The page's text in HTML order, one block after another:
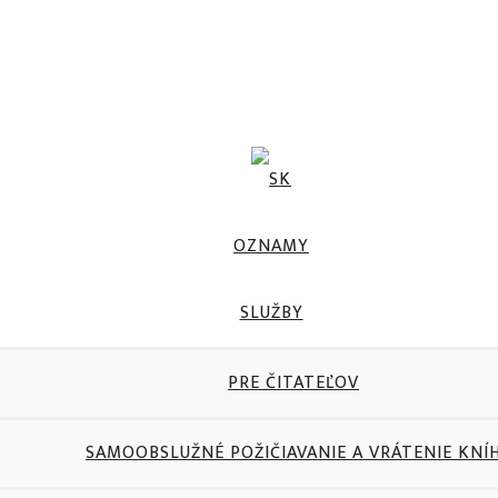
OZNAMY
SLUŽBY
PRE ČITATEĽOV
SAMOOBSLUŽNÉ POŽIČIAVANIE A VRÁTENIE